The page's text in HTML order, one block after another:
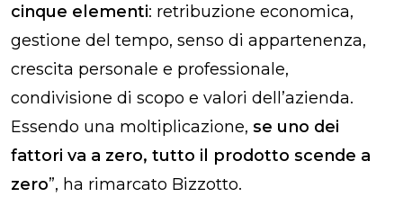
cinque elementi: retribuzione economica,
gestione del tempo, senso di appartenenza,
crescita personale e professionale,
condivisione di scopo e valori dell’azienda.
Essendo una moltiplicazione, se uno dei
fattori va a zero, tutto il prodotto scende a
zero”, ha rimarcato Bizzotto.